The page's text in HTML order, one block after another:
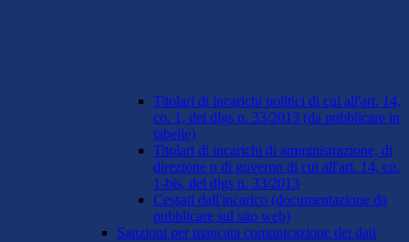
Titolari di incarichi politici di cui all'art. 14,
co. 1, del dlgs n. 33/2013 (da pubblicare in
tabelle)
Titolari di incarichi di amministrazione, di
direzione o di governo di cui all'art. 14, co.
1-bis, del dlgs n. 33/2013
Cessati dall'incarico (documentazione da
pubblicare sul sito web)
Sanzioni per mancata comunicazione dei dati